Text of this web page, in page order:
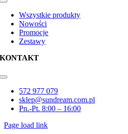
Toggle
NavigationWszystkie produkty
Nowości
Promocje
Zestawy
KONTAKT
Toggle
Navigation572 977 079
sklep@sundream.com.pl
Pn.-Pt. 8:00 – 16:00
Page load link